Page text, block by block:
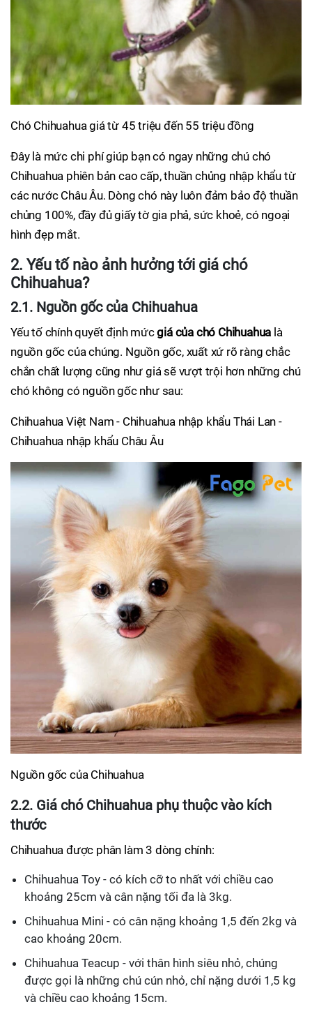
Chó Chihuahua giá từ 45 triệu đến 55 triệu đồng
Đây là mức chi phí giúp bạn có ngay những chú chó
Chihuahua phiên bản cao cấp, thuần chủng nhập khẩu từ
các nước Châu Âu. Dòng chó này luôn đảm bảo độ thuần
chủng 100%, đầy đủ giấy tờ gia phả, sức khoẻ, có ngoại
hình đẹp mắt.
2. Yếu tố nào ảnh hưởng tới giá chó
Chihuahua?
2.1. Nguồn gốc của Chihuahua
Yếu tố chính quyết định mứcgiá của chó Chihuahua là
nguồn gốc của chúng. Nguồn gốc, xuất xứ rõ ràng chắc
chắn chất lượng cũng như giá sẽ vượt trội hơn những chú
chó không có nguồn gốc như sau:
Chihuahua Việt Nam - Chihuahua nhập khẩu Thái Lan -
Chihuahua nhập khẩu Châu Âu
Nguồn gốc của Chihuahua
2.2. Giá chó Chihuahua phụ thuộc vào kích
thước
Chihuahua được phân làm 3 dòng chính:
Chihuahua Toy - có kích cỡ to nhất với chiều cao
khoảng 25cm và cân nặng tối đa là 3kg.
Chihuahua Mini - có cân nặng khoảng 1,5 đến 2kg và
cao khoảng 20cm.
Chihuahua Teacup - với thân hình siêu nhỏ, chúng
được gọi là những chú cún nhỏ, chỉ nặng dưới 1,5 kg
và chiều cao khoảng 15cm.